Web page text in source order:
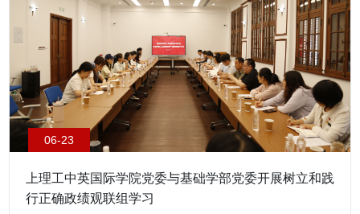
06-23
上理工中英国际学院党委与基础学部党委开展树立和践
行正确政绩观联组学习